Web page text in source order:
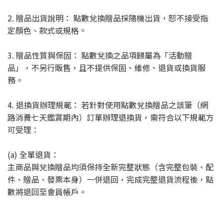
2. 贈品出貨說明： 點數兌換贈品採隨機出貨，恕不接受指
定顏色、款式或規格。
3. 贈品性質與保固： 點數兌換之品項歸屬為「活動贈
品」，不另行販售，且不提供保固、維修、退貨或換貨服
務。
4. 退換貨辦理規範： 若針對使用點數兌換贈品之該筆（網
路消費七天鑑賞期內）訂單辦理退換貨，需符合以下規範方
可受理：
(a) 全單退貨：
主商品與兌換贈品均須保持全新完整狀態（含完整包裝、配
件、贈品、發票本身）一併退回，完成完整退貨流程後，點
數將退回至會員帳戶。